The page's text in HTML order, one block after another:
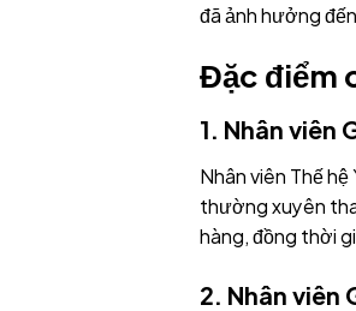
đã ảnh hưởng
Đặc điểm
1. Nhân viên
Nhân viên Thế
thường xuyên
hàng, đồng thời
2. Nhân viên